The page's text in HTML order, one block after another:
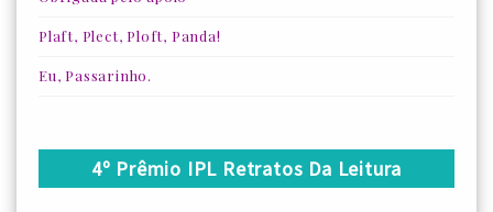
Plaft, Plect, Ploft, Panda!
Eu, Passarinho.
4º Prêmio IPL Retratos Da Leitura